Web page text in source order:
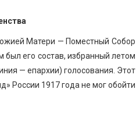
Матери — Поместный Собор
был его состав, избранный летом
— епархии) голосования. Этот
России 1917 года не мог обойти